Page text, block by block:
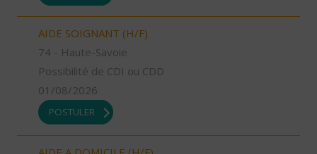
AIDE SOIGNANT (H/F)
74 - Haute-Savoie
Possibilité de CDI ou CDD
01/08/2026
POSTULER